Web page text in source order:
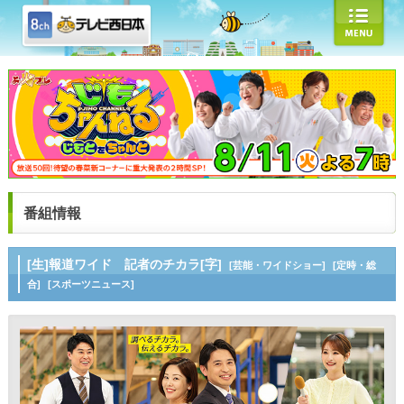
番組情報
[生]報道ワイド 記者のチカラ[字] [芸能・ワイドショー]
[定時・総
合]
[スポーツニュース]